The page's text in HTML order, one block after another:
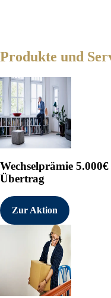
Produkte und
Wechselprämie
Übertrag
Zur Aktion